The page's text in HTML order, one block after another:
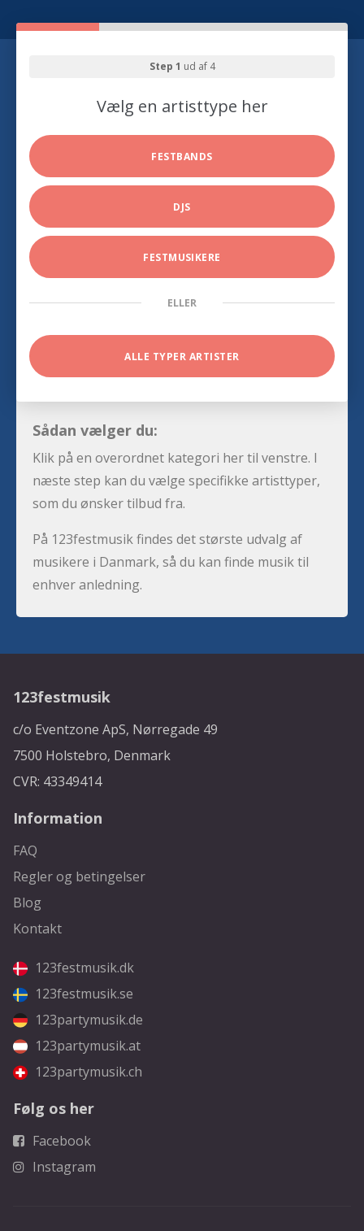
Step 1 ud af 4
Vælg en artisttype her
FESTBANDS
DJS
FESTMUSIKERE
ELLER
ALLE TYPER ARTISTER
Sådan vælger du:
Klik på en overordnet kategori her til venstre. I
næste step kan du vælge specifikke artisttyper,
som du ønsker tilbud fra.
På 123festmusik findes det største udvalg af
musikere i Danmark, så du kan finde musik til
enhver anledning.
123festmusik
c/o Eventzone ApS, Nørregade 49
7500 Holstebro, Denmark
CVR: 43349414
Information
FAQ
Regler og betingelser
Blog
Kontakt
123festmusik.dk
123festmusik.se
123partymusik.de
123partymusik.at
123partymusik.ch
Følg os her
Facebook
Instagram